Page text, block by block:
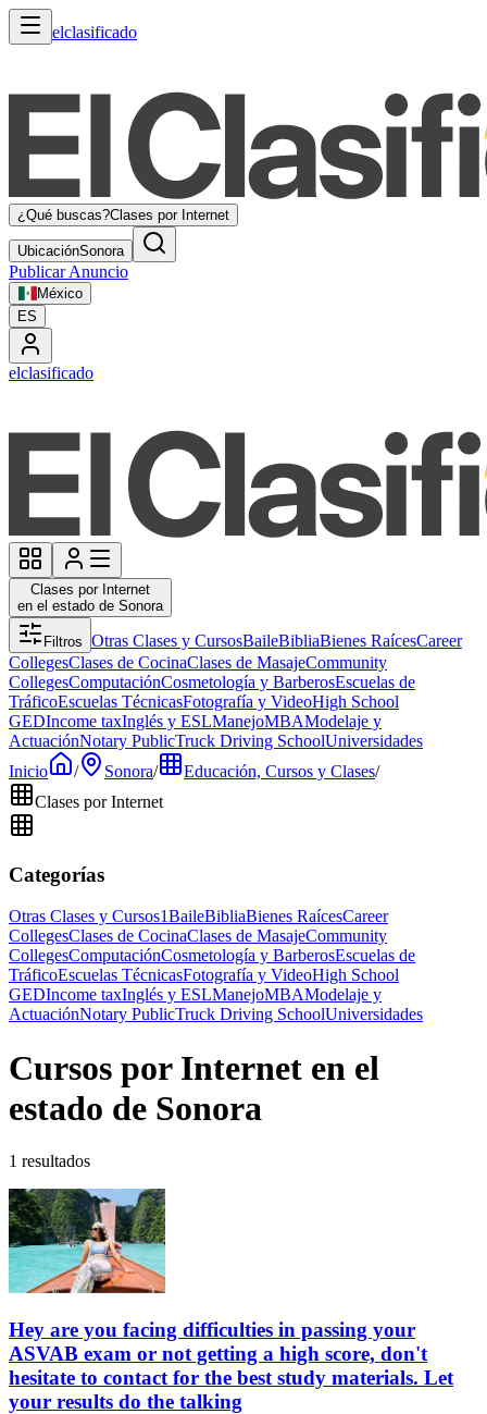
elclasificado
¿Qué buscas?Clases por Internet
UbicaciónSonora
Publicar Anuncio
México
ES
elclasificado
Clases por Internet
en el estado de Sonora
Filtros Otras Clases y CursosBaileBibliaBienes RaícesCareer
CollegesClases de CocinaClases de MasajeCommunity
CollegesComputaciónCosmetología y BarberosEscuelas de
TráficoEscuelas TécnicasFotografía y VideoHigh School
GEDIncome taxInglés y ESLManejoMBAModelaje y
ActuaciónNotary PublicTruck Driving SchoolUniversidades
Inicio
/ Sonora/ Educación, Cursos y Clases/
Clases por Internet
Categorías
Otras Clases y Cursos1BaileBibliaBienes RaícesCareer
CollegesClases de CocinaClases de MasajeCommunity
CollegesComputaciónCosmetología y BarberosEscuelas de
TráficoEscuelas TécnicasFotografía y VideoHigh School
GEDIncome taxInglés y ESLManejoMBAModelaje y
ActuaciónNotary PublicTruck Driving SchoolUniversidades
Cursos por Internet en el
estado de Sonora
1 resultados
Hey are you facing difficulties in passing your
ASVAB exam or not getting a high score, don't
hesitate to contact for the best study materials. Let
your results do the talking